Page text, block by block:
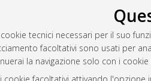
tecnici necessari per il suo
facoltativi sono usati per
la navigazione solo con i cookie
AMS Dottorato
ISSN: 2038-7946
Servizio